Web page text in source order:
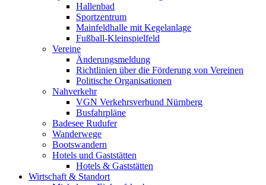
Hallenbad
Sportzentrum
Mainfeldhalle mit Kegelanlage
Fußball-Kleinspielfeld
Vereine
Änderungsmeldung
Richtlinien über die Förderung von Vereinen
Politische Organisationen
Nahverkehr
VGN Verkehrsverbund Nürnberg
Busfahrpläne
Badesee Rudufer
Wanderwege
Bootswandern
Hotels und Gaststätten
Hotels & Gaststätten
Wirtschaft & Standort